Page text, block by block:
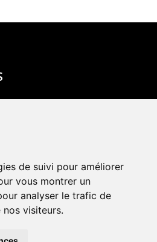
de suivi pour améliorer
vous montrer un
analyser le trafic de
visiteurs.